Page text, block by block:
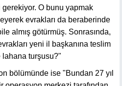
O bunu yapmak
evrakları da beraberinde
almış götürmüş. Sonrasında,
yeni il başkanına teslim
lahana turşusu?"
bölümünde ise "Bundan 27 yıl